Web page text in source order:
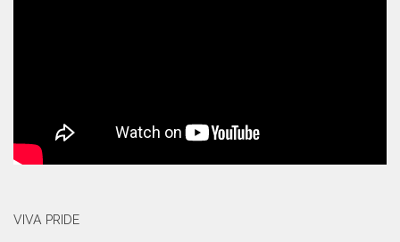
VIVA PRIDE